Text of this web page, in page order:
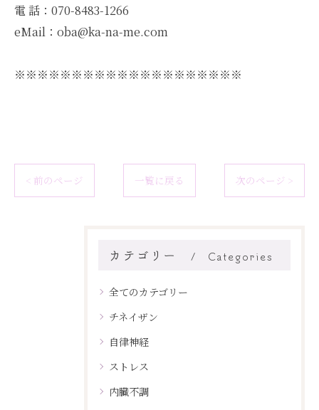
電 話：070-8483-1266
eMail：oba@ka-na-me.com
※※※※※※※※※※※※※※※※※※※※
< 前のページ 一覧に戻る 次のページ >
カテゴリー Categories
全てのカテゴリー
チネイザン
自律神経
ストレス
内臓不調